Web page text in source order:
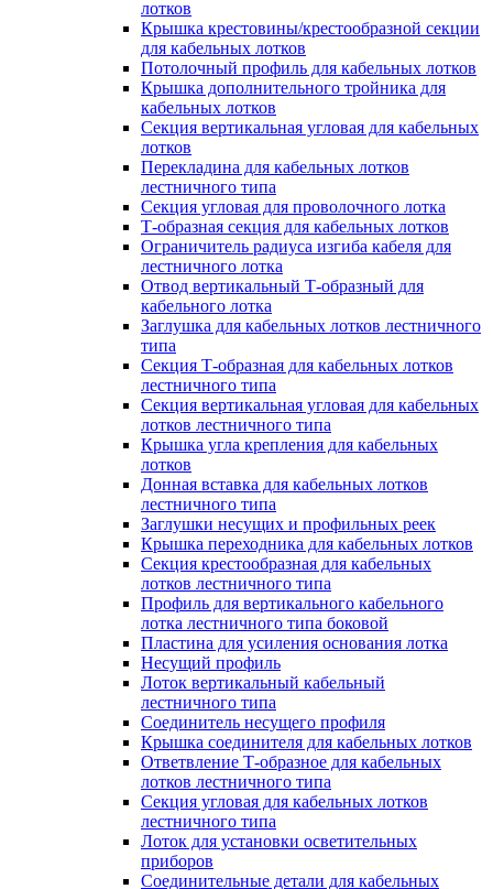
лотков
Крышка крестовины/крестообразной секции
для кабельных лотков
Потолочный профиль для кабельных лотков
Крышка дополнительного тройника для
кабельных лотков
Секция вертикальная угловая для кабельных
лотков
Перекладина для кабельных лотков
лестничного типа
Секция угловая для проволочного лотка
Т-образная секция для кабельных лотков
Ограничитель радиуса изгиба кабеля для
лестничного лотка
Отвод вертикальный Т-образный для
кабельного лотка
Заглушка для кабельных лотков лестничного
типа
Секция Т-образная для кабельных лотков
лестничного типа
Секция вертикальная угловая для кабельных
лотков лестничного типа
Крышка угла крепления для кабельных
лотков
Донная вставка для кабельных лотков
лестничного типа
Заглушки несущих и профильных реек
Крышка переходника для кабельных лотков
Секция крестообразная для кабельных
лотков лестничного типа
Профиль для вертикального кабельного
лотка лестничного типа боковой
Пластина для усиления основания лотка
Несущий профиль
Лоток вертикальный кабельный
лестничного типа
Соединитель несущего профиля
Крышка соединителя для кабельных лотков
Ответвление Т-образное для кабельных
лотков лестничного типа
Секция угловая для кабельных лотков
лестничного типа
Лоток для установки осветительных
приборов
Соединительные детали для кабельных